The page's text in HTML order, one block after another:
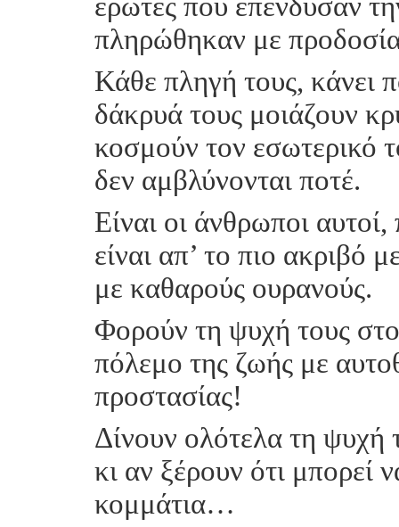
πληρώθηκαν με
Κάθε πληγή τους, κάνει
δάκρυά τους μοιάζουν
κοσμούν τον εσωτερικό
δεν αμβλύνονται ποτέ.
Είναι οι άνθρωποι
είναι απ’ το πιο ακριβό
με καθαρούς ουρανούς.
Φορούν τη ψυχή τους
πόλεμο της ζωής με
προστασίας!
Δίνουν ολότελα τη
κι αν ξέρουν ότι μπορεί
κομμάτια…